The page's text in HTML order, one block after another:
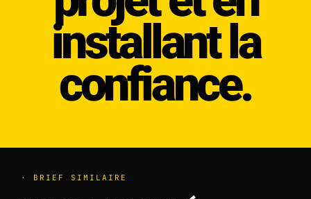
installant la
confiance.
· BRIEF SIMILAIRE